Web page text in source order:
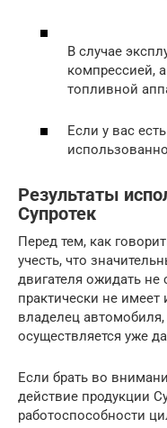
В случае
компрессией,
топливной
Если у вас
Результаты
Супротек
Перед тем, как
учесть, что
двигателя ожидать не
практически не
владелец автомобиля,
осуществляется уже
Если брать во
действие продукции
работоспособности